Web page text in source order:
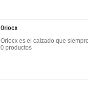
Oriocx
Oriocx es el calzado que
0 productos